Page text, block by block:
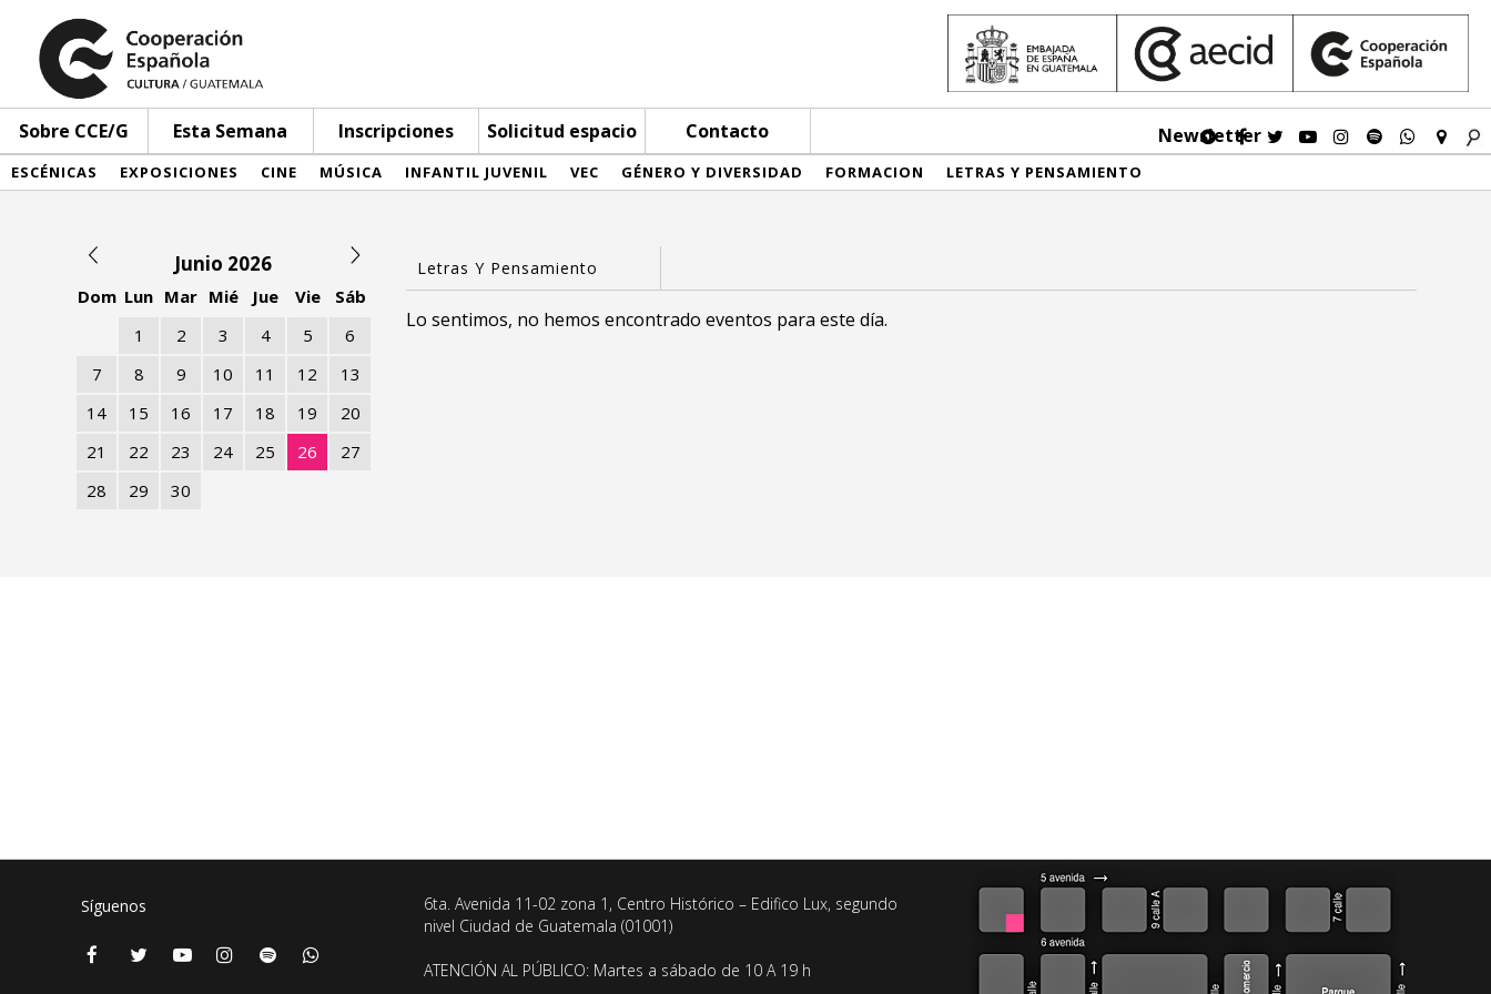
Sobre CCE/G Esta Semana Inscripciones Solicitud espacio Contacto Newsletter
ESCÉNICAS EXPOSICIONES CINE MÚSICA INFANTIL JUVENIL VEC GÉNERO Y DIVERSIDAD FORMACION LETRAS Y PENSAMIENTO
Junio 2026
Dom Lun Mar Mié Jue Vie
Sáb
1
2 3 4 5
6
7
8 9 10 11 12
13
14
15 16 17 18 19
20
21
22 23 24 25 26
27
28
29 30
Lo sentimos, no hemos encontrado eventos para este día.
Síguenos
6ta. Avenida 11-02 zona 1, Centro Histórico – Edifico Lux, segundo
nivel Ciudad de Guatemala (01001)
ATENCIÓN AL PÚBLICO: Martes a sábado de 10 A 19 h